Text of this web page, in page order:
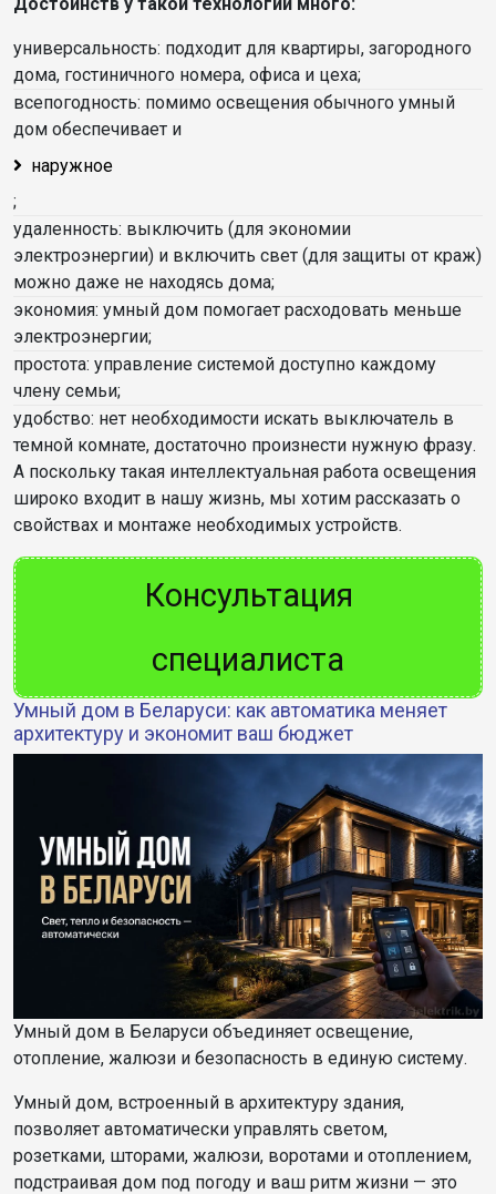
Достоинств у такой технологии много:
универсальность: подходит для квартиры, загородного
дома, гостиничного номера, офиса и цеха;
всепогодность: помимо освещения обычного умный
дом обеспечивает и
наружное
;
удаленность: выключить (для экономии
электроэнергии) и включить свет (для защиты от краж)
можно даже не находясь дома;
экономия: умный дом помогает расходовать меньше
электроэнергии;
простота: управление системой доступно каждому
члену семьи;
удобство: нет необходимости искать выключатель в
темной комнате, достаточно произнести нужную фразу.
А поскольку такая интеллектуальная работа освещения
широко входит в нашу жизнь, мы хотим рассказать о
свойствах и монтаже необходимых устройств.
Консультация
специалиста
Умный дом в Беларуси: как автоматика меняет
архитектуру и экономит ваш бюджет
Умный дом в Беларуси объединяет освещение,
отопление, жалюзи и безопасность в единую систему.
Умный дом, встроенный в архитектуру здания,
позволяет автоматически управлять светом,
розетками, шторами, жалюзи, воротами и отоплением,
подстраивая дом под погоду и ваш ритм жизни — это